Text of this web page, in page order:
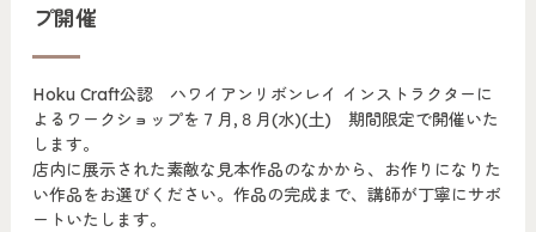
プ開催
Hoku Craft公認 ハワイアンリボンレイ インストラクターに
よるワークショップを７月,８月(水)(土) 期間限定で開催いた
します。
店内に展示された素敵な見本作品のなかから、お作りになりた
い作品をお選びください。作品の完成まで、講師が丁寧にサポ
ートいたします。